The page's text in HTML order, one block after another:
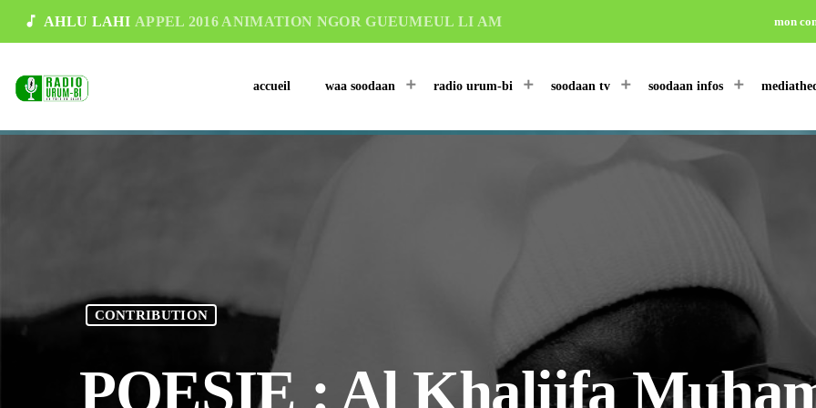
music_note AHLU LAHI APPEL 2016 ANIMATION NGOR GUEUMEUL LI AM mon
accueil waa soodaan radio urum-bi soodaan tv soodaan infos
CONTRIBUTION
POESIE : Al Khaliifa